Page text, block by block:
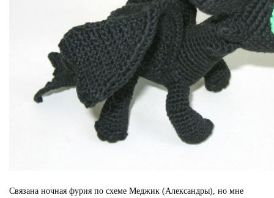
Связана ночная фурия по схеме Меджик (Александры), но мне